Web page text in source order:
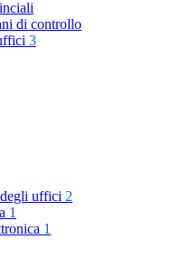
di controllo
3
uffici 2
1
1